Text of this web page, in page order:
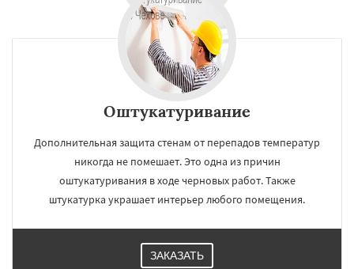
Оштукатуривание
Дополнительная защита стенам от перепадов температур
никогда не помешает. Это одна из причин
оштукатуривания в ходе черновых работ. Также
штукатурка украшает интерьер любого помещения.
ЗАКАЗАТЬ